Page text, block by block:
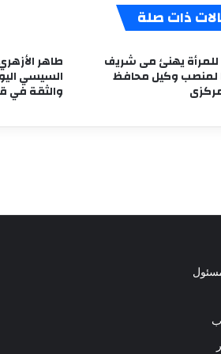
ذات صلة
يهنئ مى شريف
لمنصب وكيل محافظ
طاهر
السيسي
والثقة في